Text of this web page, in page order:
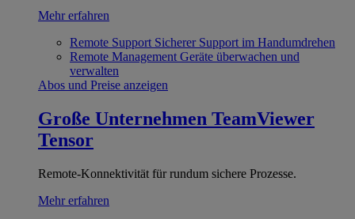
Mehr erfahren
Remote Support Sicherer Support im Handumdrehen
Remote Management Geräte überwachen und
verwalten
Abos und Preise anzeigen
Große Unternehmen TeamViewer
Tensor
Remote-Konnektivität für rundum sichere Prozesse.
Mehr erfahren